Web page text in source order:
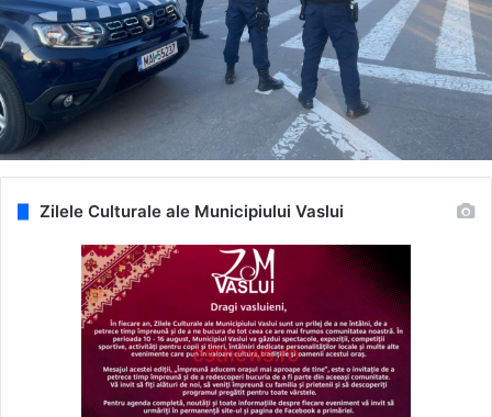
Zilele Culturale ale Municipiului Vaslui